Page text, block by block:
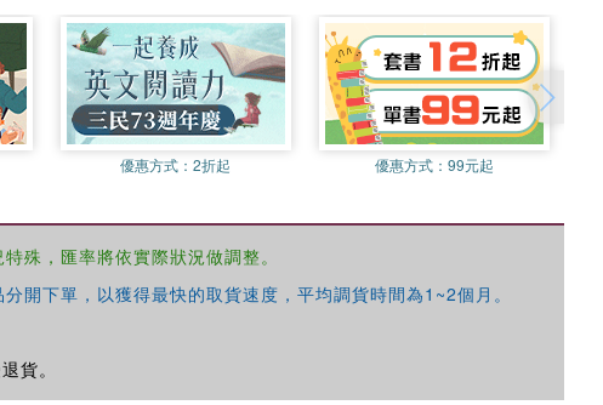
優惠方式：2折起 優惠方式：99元起
殊，匯率將依實際狀況做調整。
開下單，以獲得最快的取貨速度，平均調貨時間為1~2個月。
貨。